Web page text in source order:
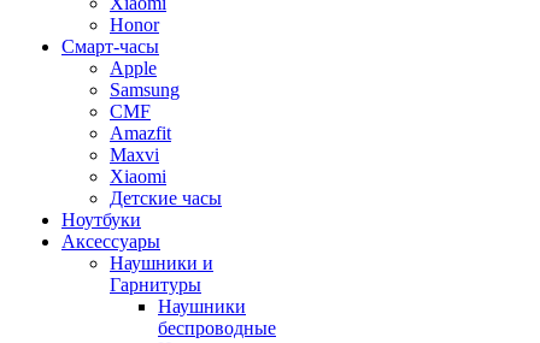
Honor
Смарт-часы
Apple
Samsung
CMF
Amazfit
Maxvi
Xiaomi
Детские часы
Ноутбуки
Аксессуары
Наушники и
Гарнитуры
Наушники
беспроводные